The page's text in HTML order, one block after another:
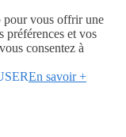
pour vous offrir une
préférences et vos
consentez à
En savoir +